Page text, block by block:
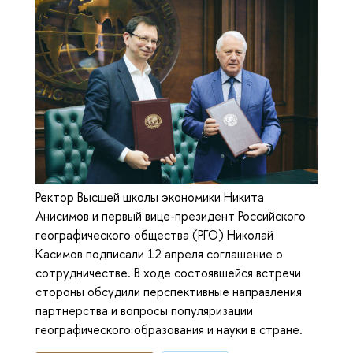
Ректор Высшей школы экономики Никита
Анисимов и первый вице-президент Российского
географического общества (РГО) Николай
Касимов подписали 12 апреля соглашение о
сотрудничестве. В ходе состоявшейся встречи
стороны обсудили перспективные направления
партнерства и вопросы популяризации
географического образования и науки в стране.